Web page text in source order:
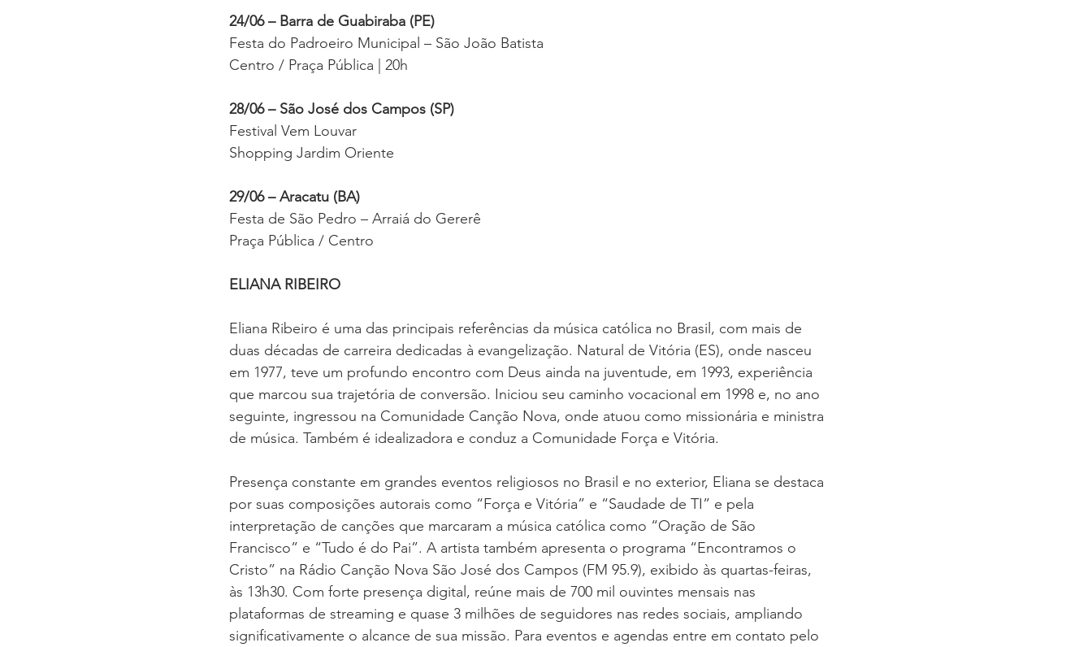
24/06 – Barra de Guabiraba (PE)
Festa do Padroeiro Municipal – São João Batista
Centro / Praça Pública | 20h
28/06 – São José dos Campos (SP)
Festival Vem Louvar
Shopping Jardim Oriente
29/06 – Aracatu (BA)
Festa de São Pedro – Arraiá do Gererê
Praça Pública / Centro
ELIANA RIBEIRO
Eliana Ribeiro é uma das principais referências da música católica no Brasil, com mais de
duas décadas de carreira dedicadas à evangelização. Natural de Vitória (ES), onde nasceu
em 1977, teve um profundo encontro com Deus ainda na juventude, em 1993, experiência
que marcou sua trajetória de conversão. Iniciou seu caminho vocacional em 1998 e, no ano
seguinte, ingressou na Comunidade Canção Nova, onde atuou como missionária e ministra
de música. Também é idealizadora e conduz a Comunidade Força e Vitória.
Presença constante em grandes eventos religiosos no Brasil e no exterior, Eliana se destaca
por suas composições autorais como “Força e Vitória” e “Saudade de TI” e pela
interpretação de canções que marcaram a música católica como “Oração de São
Francisco” e “Tudo é do Pai”. A artista também apresenta o programa “Encontramos o
Cristo” na Rádio Canção Nova São José dos Campos (FM 95.9), exibido às quartas-feiras,
às 13h30. Com forte presença digital, reúne mais de 700 mil ouvintes mensais nas
plataformas de streaming e quase 3 milhões de seguidores nas redes sociais, ampliando
significativamente o alcance de sua missão. Para eventos e agendas entre em contato pelo